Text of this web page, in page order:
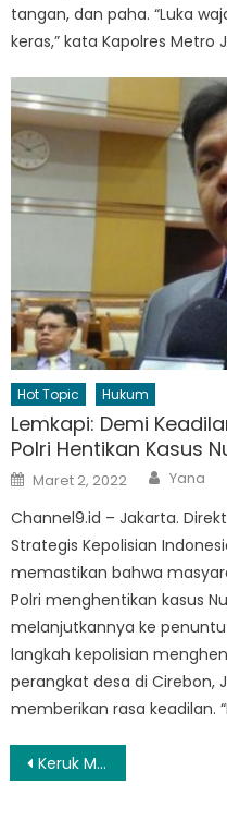
tangan, dan paha. “Luka
keras,” kata Kapolres Metro
Hot Topic Hukum
Lemkapi: Demi
Polri Hentikan Kasus
Posted
on
Maret 2, 2022 Author
Yana
Channel9.id – Jakarta.
Strategis Kepolisian
memastikan bahwa
Polri menghentikan kasus
melanjutkannya ke
langkah kepolisian
perangkat desa di Cirebon,
memberikan rasa keadilan.
Navigasi
Keruk Miliaran Rupiah, Ini Cara Kerja Situs Live Streaming Porno Bling-Bling